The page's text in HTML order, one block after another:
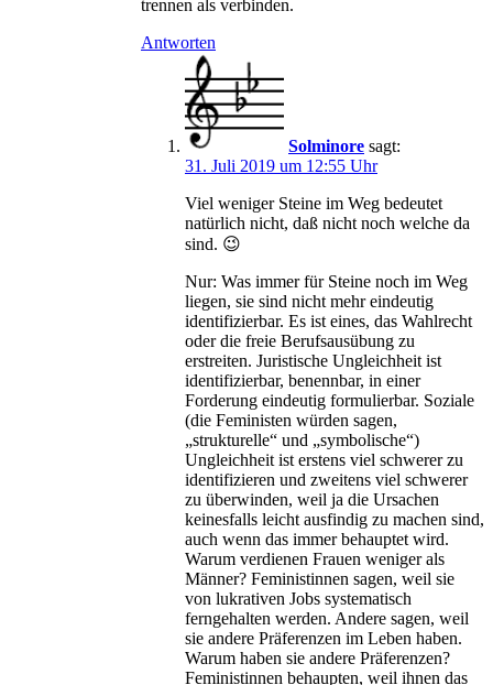
trennen als verbinden.
Antworten
Solminore sagt:
31. Juli 2019 um 12:55 Uhr
Viel weniger Steine im Weg bedeutet
natürlich nicht, daß nicht noch welche da
sind. 😉
Nur: Was immer für Steine noch im Weg
liegen, sie sind nicht mehr eindeutig
identifizierbar. Es ist eines, das Wahlrecht
oder die freie Berufsausübung zu
erstreiten. Juristische Ungleichheit ist
identifizierbar, benennbar, in einer
Forderung eindeutig formulierbar. Soziale
(die Feministen würden sagen,
„strukturelle“ und „symbolische“)
Ungleichheit ist erstens viel schwerer zu
identifizieren und zweitens viel schwerer
zu überwinden, weil ja die Ursachen
keinesfalls leicht ausfindig zu machen sind,
auch wenn das immer behauptet wird.
Warum verdienen Frauen weniger als
Männer? Feministinnen sagen, weil sie
von lukrativen Jobs systematisch
ferngehalten werden. Andere sagen, weil
sie andere Präferenzen im Leben haben.
Warum haben sie andere Präferenzen?
Feministinnen behaupten, weil ihnen das